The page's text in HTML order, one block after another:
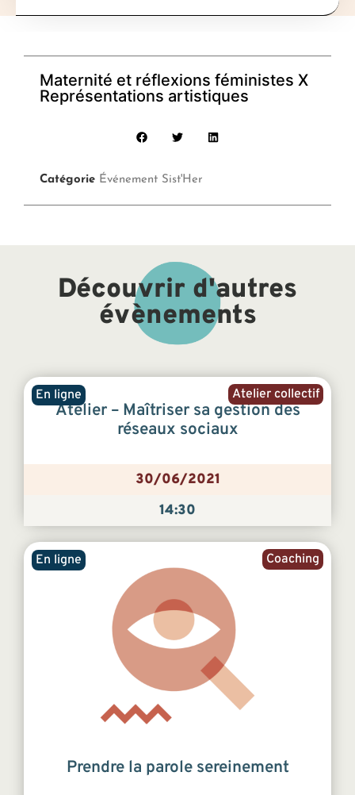
Maternité et réflexions féministes X
Représentations artistiques
Catégorie Événement Sist'Her
Découvrir d'autres
évènements
Atelier collectif
En ligne
Atelier – Maîtriser sa gestion des
réseaux sociaux
30/06/2021
14:30
Coaching
En ligne
Prendre la parole sereinement